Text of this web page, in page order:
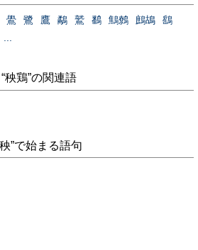
鷽 鷺 鷹 鷸 鷲 鷭 鷦鷯 鷓鴣
鷂
...
“秧鶏”の関連語
”で始まる語句